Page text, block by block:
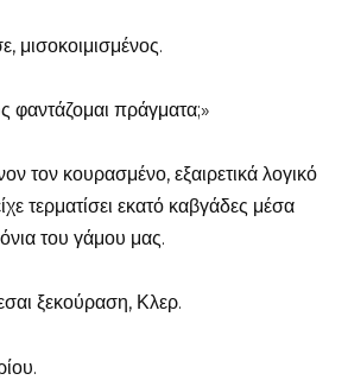
μισοκοιμισμένος.
φαντάζομαι πράγματα;»
τον κουρασμένο, εξαιρετικά λογικό
τερματίσει εκατό καβγάδες μέσα
του γάμου μας.
ξεκούραση, Κλερ.